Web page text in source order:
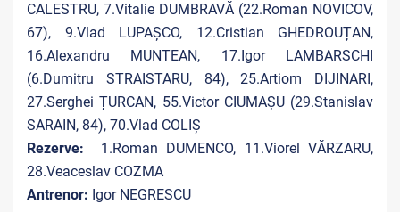
CALESTRU, 7.Vitalie DUMBRAVĂ (22.Roman NOVICOV,
67), 9.Vlad LUPAȘCO, 12.Cristian GHEDROUȚAN,
16.Alexandru MUNTEAN, 17.Igor LAMBARSCHI
(6.Dumitru STRAISTARU, 84), 25.Artiom DIJINARI,
27.Serghei ȚURCAN, 55.Victor CIUMAȘU (29.Stanislav
SARAIN, 84), 70.Vlad COLIȘ
Rezerve: 1.Roman DUMENCO, 11.Viorel VĂRZARU,
28.Veaceslav COZMA
Antrenor: Igor NEGRESCU